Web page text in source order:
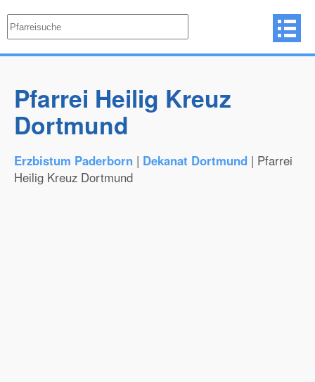
Pfarrei Heilig Kreuz
Dortmund
Erzbistum Paderborn | Dekanat Dortmund | Pfarrei
Heilig Kreuz Dortmund